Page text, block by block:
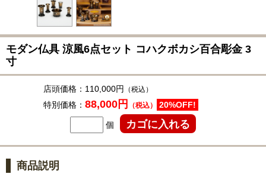
モダン仏具 涼風6点セット コハクボカシ百合彫金 3
寸
店頭価格： 110,000円 （税込）
特別価格： 88,000円 （税込） 20%OFF!
個
商品説明